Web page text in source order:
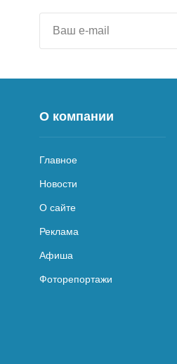
О компании
Главное
Новости
О сайте
Реклама
Афиша
Фоторепортажи